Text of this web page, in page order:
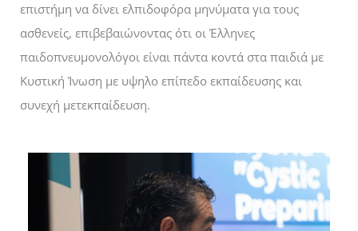
επιστήμη να δίνει ελπιδοφόρα μηνύματα για τους
ασθενείς, επιβεβαιώνοντας ότι οι Έλληνες
παιδοπνευμονολόγοι είναι πάντα κοντά στα παιδιά με
Κυστική Ίνωση με υψηλο επίπεδο εκπαίδευσης και
συνεχή μετεκπαίδευση.